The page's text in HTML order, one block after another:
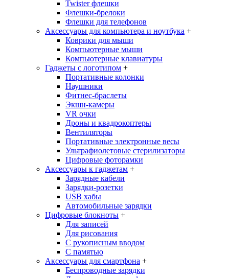
Twister флешки
Флешки-брелоки
Флешки для телефонов
Аксессуары для компьютера и ноутбука +
Коврики для мыши
Компьютерные мыши
Компьютерные клавиатуры
Гаджеты с логотипом +
Портативные колонки
Наушники
Фитнес-браслеты
Экшн-камеры
VR очки
Дроны и квадрокоптеры
Вентиляторы
Портативные электронные весы
Ультрафиолетовые стерилизаторы
Цифровые фоторамки
Аксессуары к гаджетам +
Зарядные кабели
Зарядки-розетки
USB хабы
Автомобильные зарядки
Цифровые блокноты +
Для записей
Для рисования
С рукописным вводом
С памятью
Аксессуары для смартфона +
Беспроводные зарядки